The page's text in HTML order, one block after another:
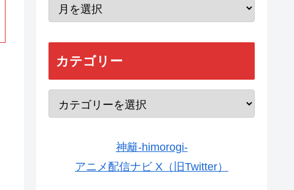
カテゴリー
神籬-himorogi-
アニメ配信ナビ X（旧Twitter）